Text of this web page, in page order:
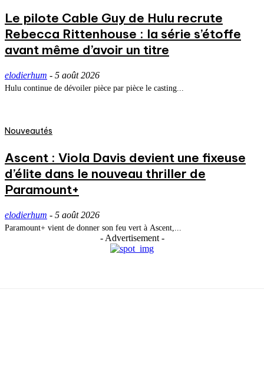
Le pilote Cable Guy de Hulu recrute
Rebecca Rittenhouse : la série s’étoffe
avant même d’avoir un titre
elodierhum - 5 août 2026
Hulu continue de dévoiler pièce par pièce le casting...
Nouveautés
Ascent : Viola Davis devient une fixeuse
d’élite dans le nouveau thriller de
Paramount+
elodierhum - 5 août 2026
Paramount+ vient de donner son feu vert à Ascent,...
- Advertisement -